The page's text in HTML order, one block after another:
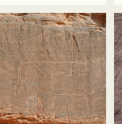
TURQUIE
VIETNAM
ZANZIBAR